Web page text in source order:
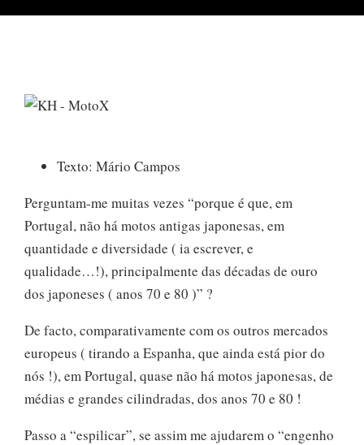
Texto: Mário Campos
Perguntam-me muitas vezes “porque é que, em
Portugal, não há motos antigas japonesas, em
quantidade e diversidade ( ia escrever, e
qualidade…!), principalmente das décadas de ouro
dos japoneses ( anos 70 e 80 )” ?
De facto, comparativamente com os outros mercados
europeus ( tirando a Espanha, que ainda está pior do
nós !), em Portugal, quase não há motos japonesas, de
médias e grandes cilindradas, dos anos 70 e 80 !
Passo a “espilicar”, se assim me ajudarem o “engenho